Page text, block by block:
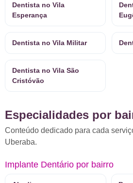
Dentista no Vila
Esperança
Dentista no Vila Militar
Dentista no Vila São
Cristóvão
Especialidades por
Conteúdo dedicado para cada
Uberaba.
Implante Dentário por bairro